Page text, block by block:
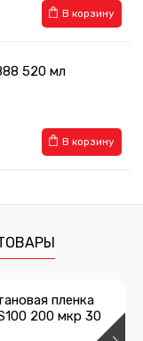
В корзину
520 мл
В корзину
мм
пленка
200 мкр 30